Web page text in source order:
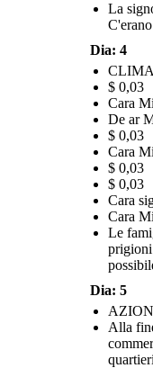
Circa 120.000 giapponesi americani
governo degli Stati Uniti. Hanno perso la
libertà per anni. Il governo degli Stati Uniti
dopo. Miss Breed e Katherine rimasero
onorata come ospite come una riunione di
erano stati imprigionati
Gr
azi
e
mill
e p
er tutt
o.
T
ant
o
a
m
or
e,
K
at
h
erin
e
La
Dia: 4
$ 0,03
Cara
De ar
$ 0,03
Cara
$ 0,03
$ 0,03
Cara
Cara
Le
prigioni
Dia: 5
Alla